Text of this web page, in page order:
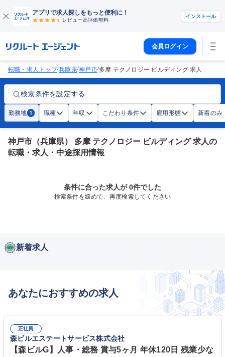
アプリで求人探しをもっと便利に！
レビュー高評価無料
インストール
会員ログイン
転職・求人トップ/兵庫県/神戸市/多摩 テクノロジー ビルディング 求人
検索条件を設定する
勤務地 1 職種 年収 こだわり条件 雇用形態 新着のみ
神戸市（兵庫県） 多摩 テクノロジー ビルディング 求人の
転職・求人・中途採用情報
条件に合った求人が 0件でした
検索条件を緩めて、再度検索してください
新着求人
あなたにおすすめの求人
正社員
森ビルエステートサービス株式会社
【森ビルG】人事・総務 賞与5ヶ月 年休120日 残業少な